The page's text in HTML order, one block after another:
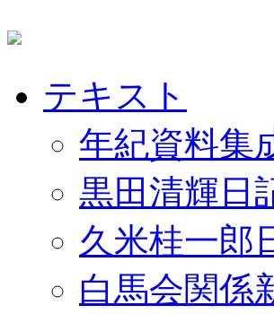
テキスト
年紀資料集
黒田清輝日
久米桂一郎
白馬会関係